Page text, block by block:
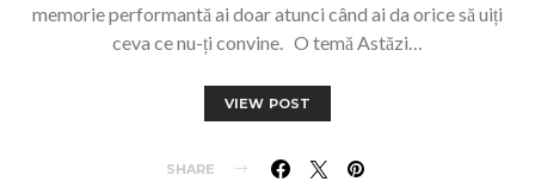
memorie performantă ai doar atunci când ai da orice să uiți
ceva ce nu-ți convine. O temă Astăzi…
VIEW POST
SHARE